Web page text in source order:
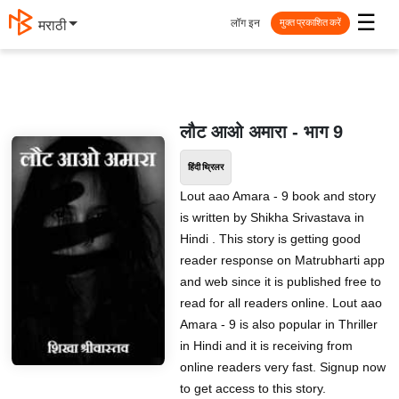
मराठी ☰
लॉग इन मुक्त प्रकाशित करें
लौट आओ अमारा - भाग 9
हिंदी थ्रिलर
Lout aao Amara - 9 book and story
is written by Shikha Srivastava in
Hindi . This story is getting good
reader response on Matrubharti app
and web since it is published free to
read for all readers online. Lout aao
Amara - 9 is also popular in Thriller
in Hindi and it is receiving from
online readers very fast. Signup now
to get access to this story.